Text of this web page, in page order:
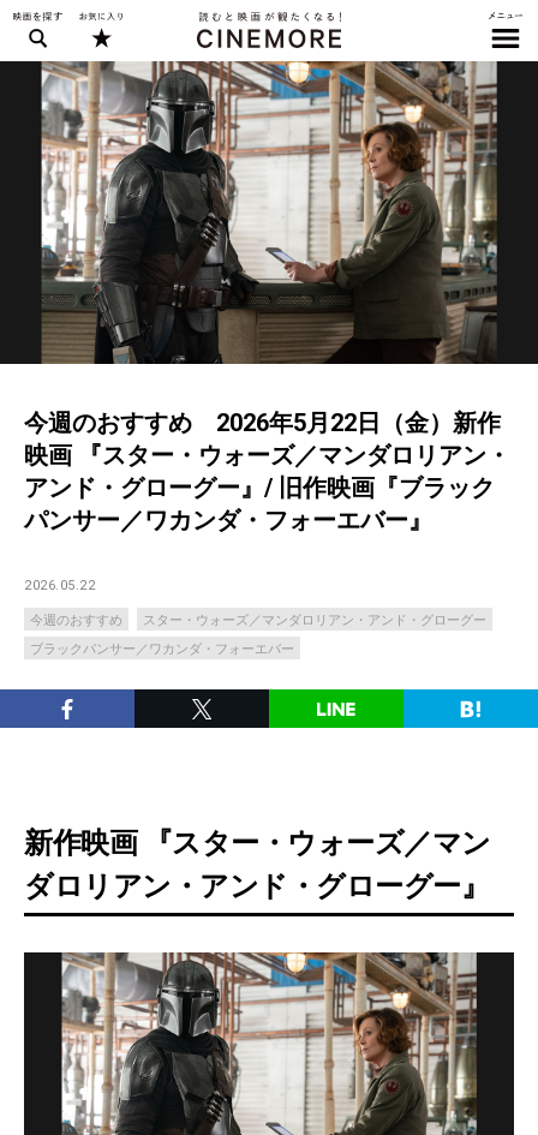
今週のおすすめ 2026年5月22日（金）新作
映画 『スター・ウォーズ／マンダロリアン・
アンド・グローグー』/ 旧作映画『ブラック
パンサー／ワカンダ・フォーエバー』
2026.05.22
今週のおすすめ
スター・ウォーズ／マンダロリアン・アンド・グローグー
ブラックパンサー／ワカンダ・フォーエバー
新作映画 『スター・ウォーズ／マン
ダロリアン・アンド・グローグー』